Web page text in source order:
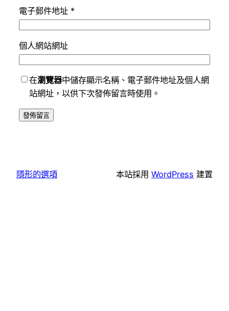
電子郵件地址 *
個人網站網址
在瀏覽器中儲存顯示名稱、電子郵件地址及個人網
站網址，以供下次發佈留言時使用。
隱形的選項 本站採用 WordPress 建置